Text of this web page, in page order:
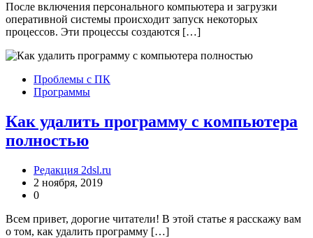
После включения персонального компьютера и загрузки
оперативной системы происходит запуск некоторых
процессов. Эти процессы создаются […]
Проблемы с ПК
Программы
Как удалить программу с компьютера
полностью
Редакция 2dsl.ru
2 ноября, 2019
0
Всем привет, дорогие читатели! В этой статье я расскажу вам
о том, как удалить программу […]